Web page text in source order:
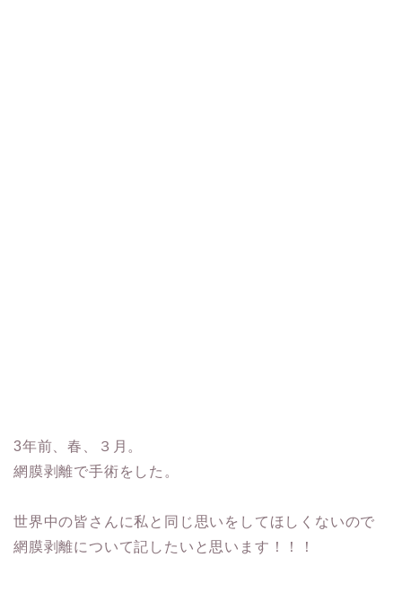
3年前、春、３月。
網膜剥離で手術をした。
世界中の皆さんに私と同じ思いをしてほしくないので
網膜剥離について記したいと思います！！！